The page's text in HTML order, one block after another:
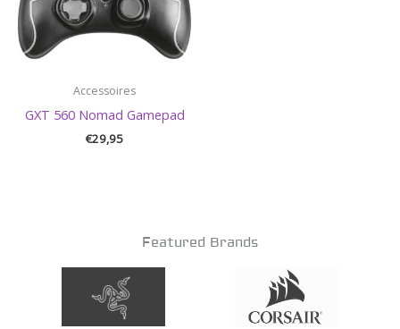
Accessoires
GXT 560 Nomad Gamepad
€29,95
Featured Brands